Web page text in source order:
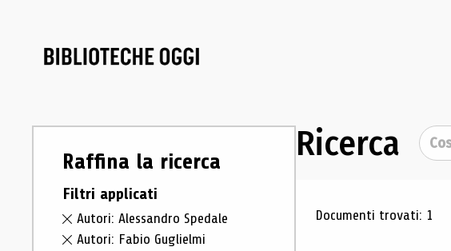
Raffina la ricerca
Filtri applicati
Autori: Alessandro Spedale
Autori: Fabio Guglielmi
Ricerca Cerca
Risultati
Documenti trovati: 1